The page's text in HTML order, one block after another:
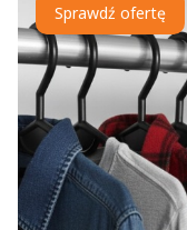
Sprawdź ofertę